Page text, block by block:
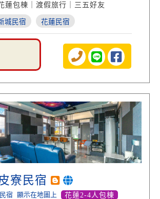
蓮包棟｜渡假旅行｜三五好友
城民宿 花蓮民宿
寮民宿
宿 顯示在地圖上 花蓮2-4人包棟